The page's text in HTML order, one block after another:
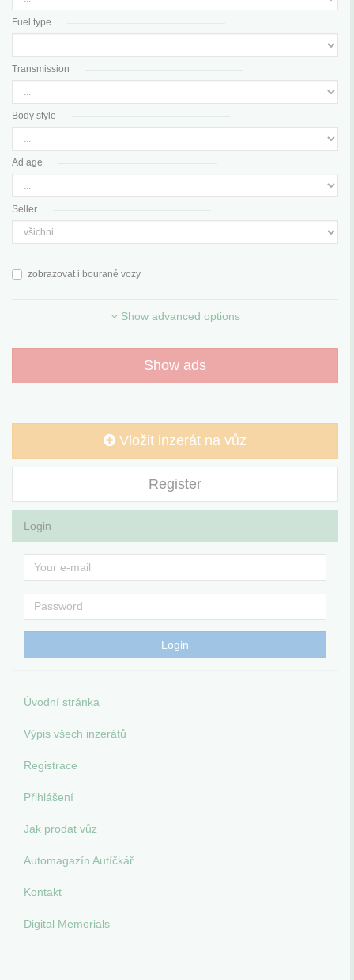
Fuel type
Transmission
Body style
Ad age
Seller
zobrazovat i bourané vozy
Show advanced options
Show ads
Vložit inzerát na vůz
Register
Login
Úvodní stránka
Výpis všech inzerátů
Registrace
Přihlášení
Jak prodat vůz
Automagazín Autíčkář
Kontakt
Digital Memorials